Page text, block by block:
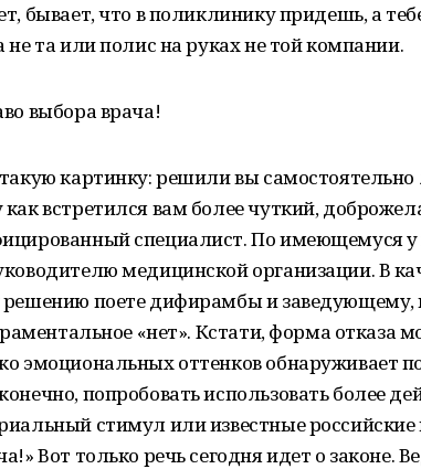
бывает, что в поликлинику придешь, а
не та или полис на руках не той компании.
выбора врача!
картинку: решили вы
встретился вам более чуткий,
специалист. По имеющемуся у
медицинской организации. В
решению поете дифирамбы и заведующему,
«нет». Кстати, форма отказа
эмоциональных оттенков обнаруживает
попробовать использовать более
стимул или известные
Вот только речь сегодня идет о законе.